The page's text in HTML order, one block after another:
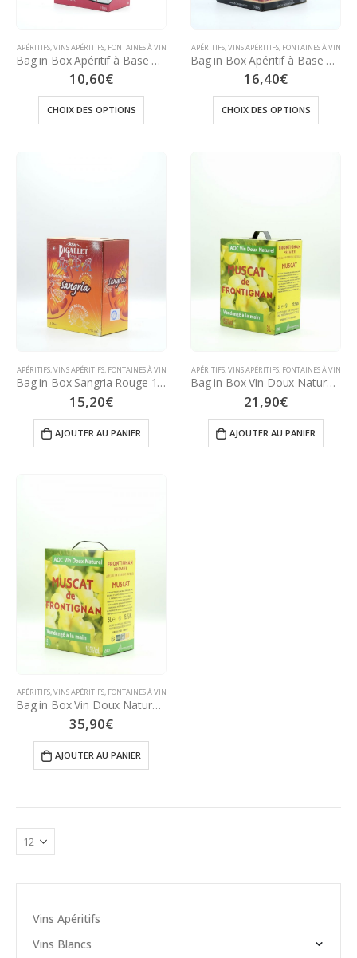
APÉRITIFS,VINS APÉRITIFS, FONTAINES À VIN
Bag in Box Apéritif à Base de Vin Rosé 12° – 3 Litres (Parfums à choisir dans les options)
10,60€
CHOIX DES OPTIONS
APÉRITIFS,VINS APÉRITIFS, FONTAINES À VIN
Bag in Box Apéritif à Base de Vin Rosé 12° – 5 Litres (Parfums à choisir dans les options)
16,40€
CHOIX DES OPTIONS
APÉRITIFS,VINS APÉRITIFS, FONTAINES À VIN
Bag in Box Sangria Rouge 11° – 3 Litres
15,20€
AJOUTER AU PANIER
APÉRITIFS,VINS APÉRITIFS, FONTAINES À VIN
Bag in Box Vin Doux Naturel AOP Muscat Frontignan 15,5° – 3 Litres
21,90€
AJOUTER AU PANIER
APÉRITIFS,VINS APÉRITIFS, FONTAINES À VIN
Bag in Box Vin Doux Naturel AOP Muscat Frontignan 15,5° – 5 Litres
35,90€
AJOUTER AU PANIER
Vins Apéritifs
Vins Blancs